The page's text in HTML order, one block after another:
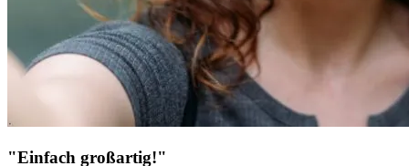
"Einfach großartig!"